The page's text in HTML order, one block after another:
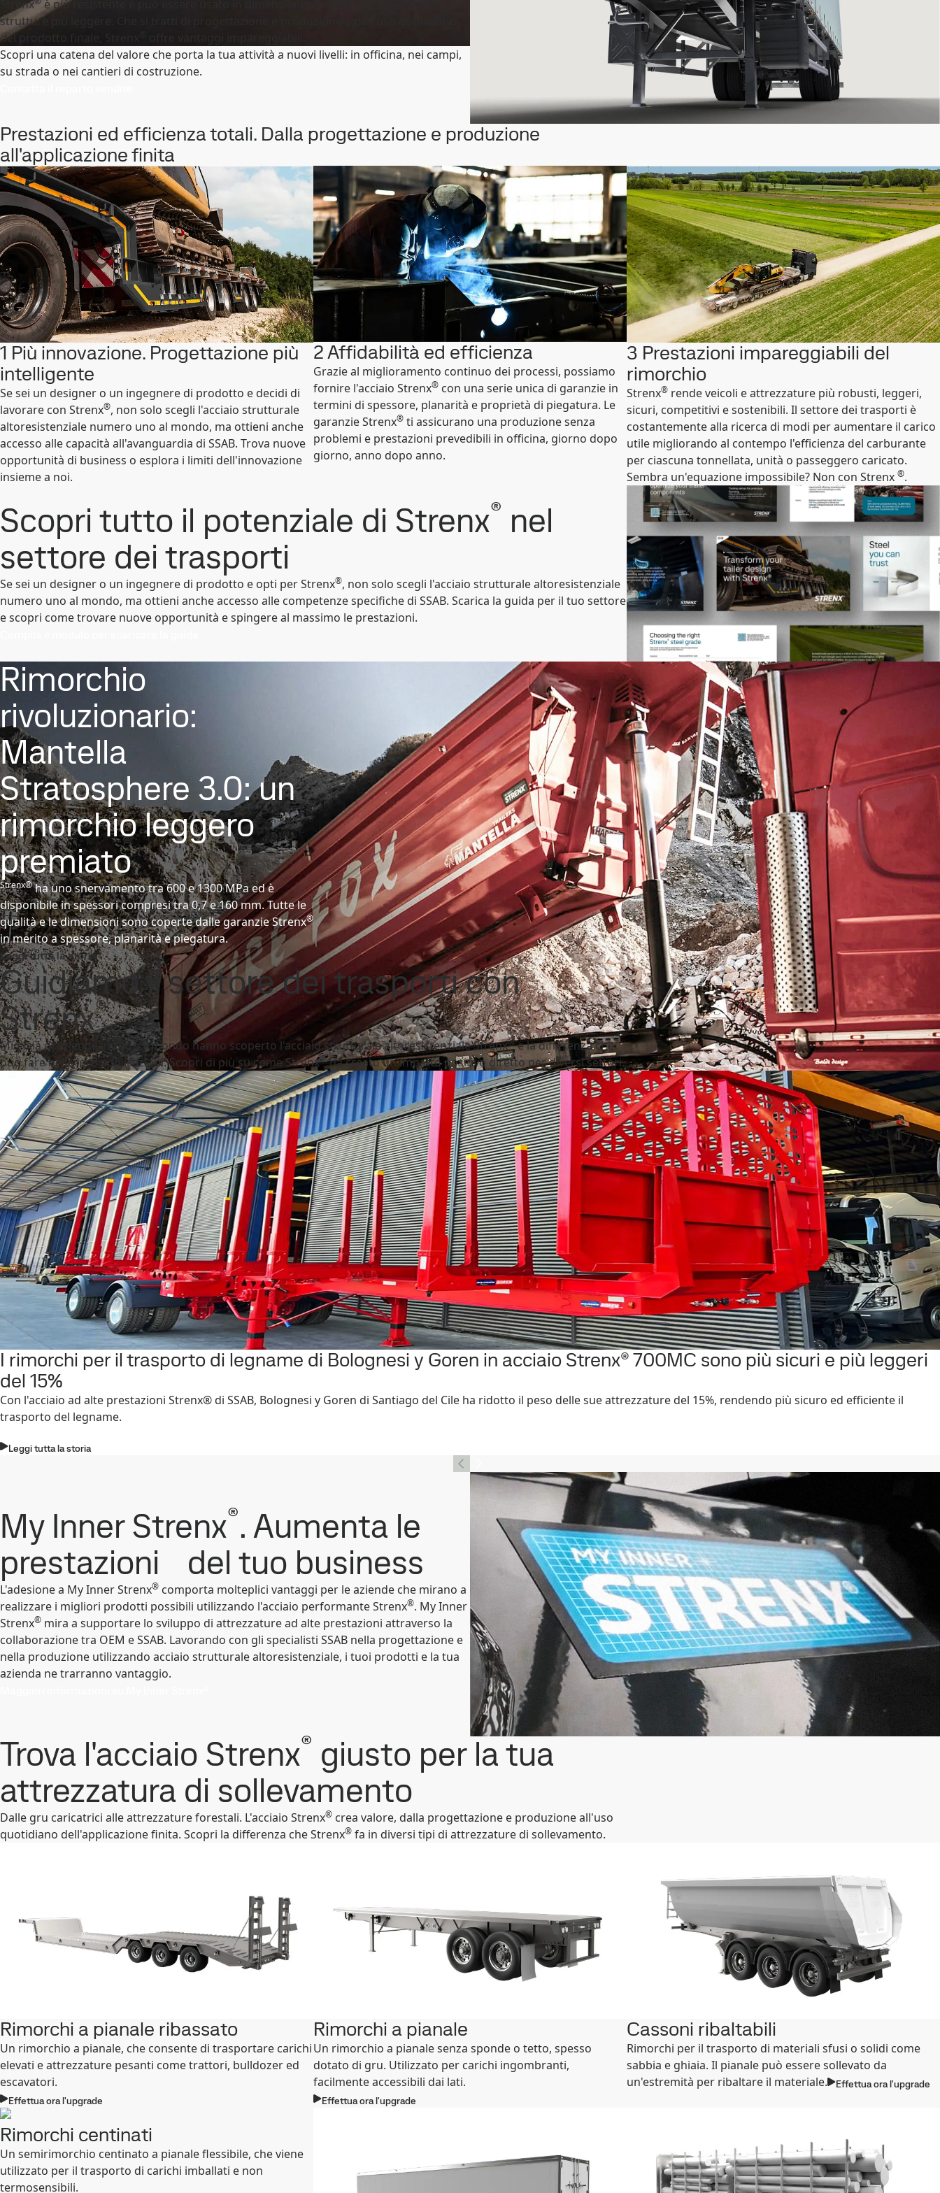
Strenx
è più resistente e può essere usato in dimensioni più sottili per realizzare
strutture più leggere. Che si tratti di progettazione e produzione o dell'uso quotidiano
del prodotto finale, Strenx
Scopri una catena del valore che porta la tua attività a nuovi livelli: in officina, nei campi,
su strada o nei cantieri di costruzione.
Prestazioni ed efficienza totali. Dalla progettazione e produzione
all'applicazione finita
1 Più innovazione. Progettazione più
intelligente
Se sei un designer o un ingegnere di prodotto e decidi di
lavorare con Strenx®, non solo scegli l'acciaio strutturale
altoresistenziale numero uno al mondo, ma ottieni anche
accesso alle capacità all'avanguardia di SSAB. Trova nuove
opportunità di business o esplora i limiti dell'innovazione
insieme a noi.
2 Affidabilità ed efficienza
Grazie al miglioramento continuo dei processi, possiamo
fornire l'acciaio Strenx® con una serie unica di garanzie in
termini di spessore, planarità e proprietà di piegatura. Le
garanzie Strenx® ti assicurano una produzione senza
problemi e prestazioni prevedibili in officina, giorno dopo
giorno, anno dopo anno.
3 Prestazioni impareggiabili del
rimorchio
Strenx® rende veicoli e attrezzature più robusti, leggeri,
sicuri, competitivi e sostenibili. Il settore dei trasporti è
costantemente alla ricerca di modi per aumentare il carico
utile migliorando al contempo l'efficienza del carburante
per ciascuna tonnellata, unità o passeggero caricato.
Sembra un'equazione impossibile? Non con Strenx ®.
Scopri tutto il potenziale di Strenx® nel
settore dei trasporti
Se sei un designer o un ingegnere di prodotto e opti per Strenx®, non solo scegli l'acciaio strutturale altoresistenziale
numero uno al mondo, ma ottieni anche accesso alle competenze specifiche di SSAB. Scarica la guida per il tuo settore
e scopri come trovare nuove opportunità e spingere al massimo le prestazioni.
Rimorchio
rivoluzionario:
Mantella
Stratosphere 3.0: un
rimorchio leggero
premiato
Strenx®ha uno snervamento tra 600 e 1300 MPa ed è
disponibile in spessori compresi tra 0,7 e 160 mm. Tutte le
qualità e le dimensioni sono coperte dalle garanzie Strenx®
in merito a spessore, planarità e piegatura.
Leggi tutta la storia
Guidiamo il settore dei trasporti con
Strenx®
Migliaia di aziende in tutto il mondo hanno scoperto l'acciaio strutturale altoresistenziale Strenx®e la differenza che
può fare nelle loro applicazioni. Scopri di più su come Strenx®ha creato un impatto positivo diretto per diversi settori.
I rimorchi per il trasporto di legname di Bolognesi y Goren in acciaio Strenx® 700MC sono più sicuri e più leggeri
del 15%
Con l'acciaio ad alte prestazioni Strenx® di SSAB, Bolognesi y Goren di Santiago del Cile ha ridotto il peso delle sue attrezzature del 15%, rendendo più sicuro ed efficiente il
trasporto del legname.
Leggi tutta la storia
My Inner Strenx®. Aumenta le
prestazioni del tuo business
L'adesione a My Inner Strenx® comporta molteplici vantaggi per le aziende che mirano a
realizzare i migliori prodotti possibili utilizzando l'acciaio performante Strenx®. My Inner
Strenx® mira a supportare lo sviluppo di attrezzature ad alte prestazioni attraverso la
collaborazione tra OEM e SSAB. Lavorando con gli specialisti SSAB nella progettazione e
nella produzione utilizzando acciaio strutturale altoresistenziale, i tuoi prodotti e la tua
azienda ne trarranno vantaggio.
Trova l'acciaio Strenx® giusto per la tua
attrezzatura di sollevamento
Dalle gru caricatrici alle attrezzature forestali. L'acciaio Strenx® crea valore, dalla progettazione e produzione all'uso
quotidiano dell'applicazione finita. Scopri la differenza che Strenx® fa in diversi tipi di attrezzature di sollevamento.
Rimorchi a pianale ribassato
Un rimorchio a pianale, che consente di trasportare carichi
elevati e attrezzature pesanti come trattori, bulldozer ed
escavatori.
Effettua ora l'upgrade
Rimorchi a pianale
Un rimorchio a pianale senza sponde o tetto, spesso
dotato di gru. Utilizzato per carichi ingombranti,
facilmente accessibili dai lati.
Effettua ora l'upgrade
Cassoni ribaltabili
Rimorchi per il trasporto di materiali sfusi o solidi come
sabbia e ghiaia. Il pianale può essere sollevato da
un'estremità per ribaltare il materiale.
Effettua ora l'upgrade
Rimorchi centinati
Un semirimorchio centinato a pianale flessibile, che viene
utilizzato per il trasporto di carichi imballati e non
termosensibili.